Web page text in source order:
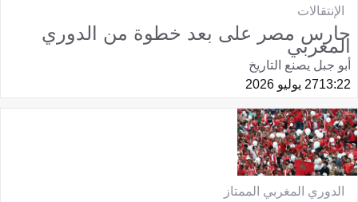
الإنتقالات
حارس مصر على بعد خطوة من الدوري
المغربي
أبو جبل يصنع التاريخ
13:2227 يوليو 2026
الدوري المغربي الممتاز